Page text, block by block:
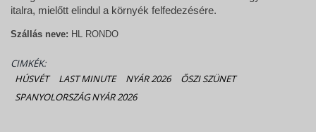
italra, mielőtt elindul a környék felfedezésére.
Szállás neve: HL RONDO
CIMKÉK:
HÚSVÉT
LAST MINUTE NYÁR 2026
ŐSZI SZÜNET
SPANYOLORSZÁG NYÁR 2026